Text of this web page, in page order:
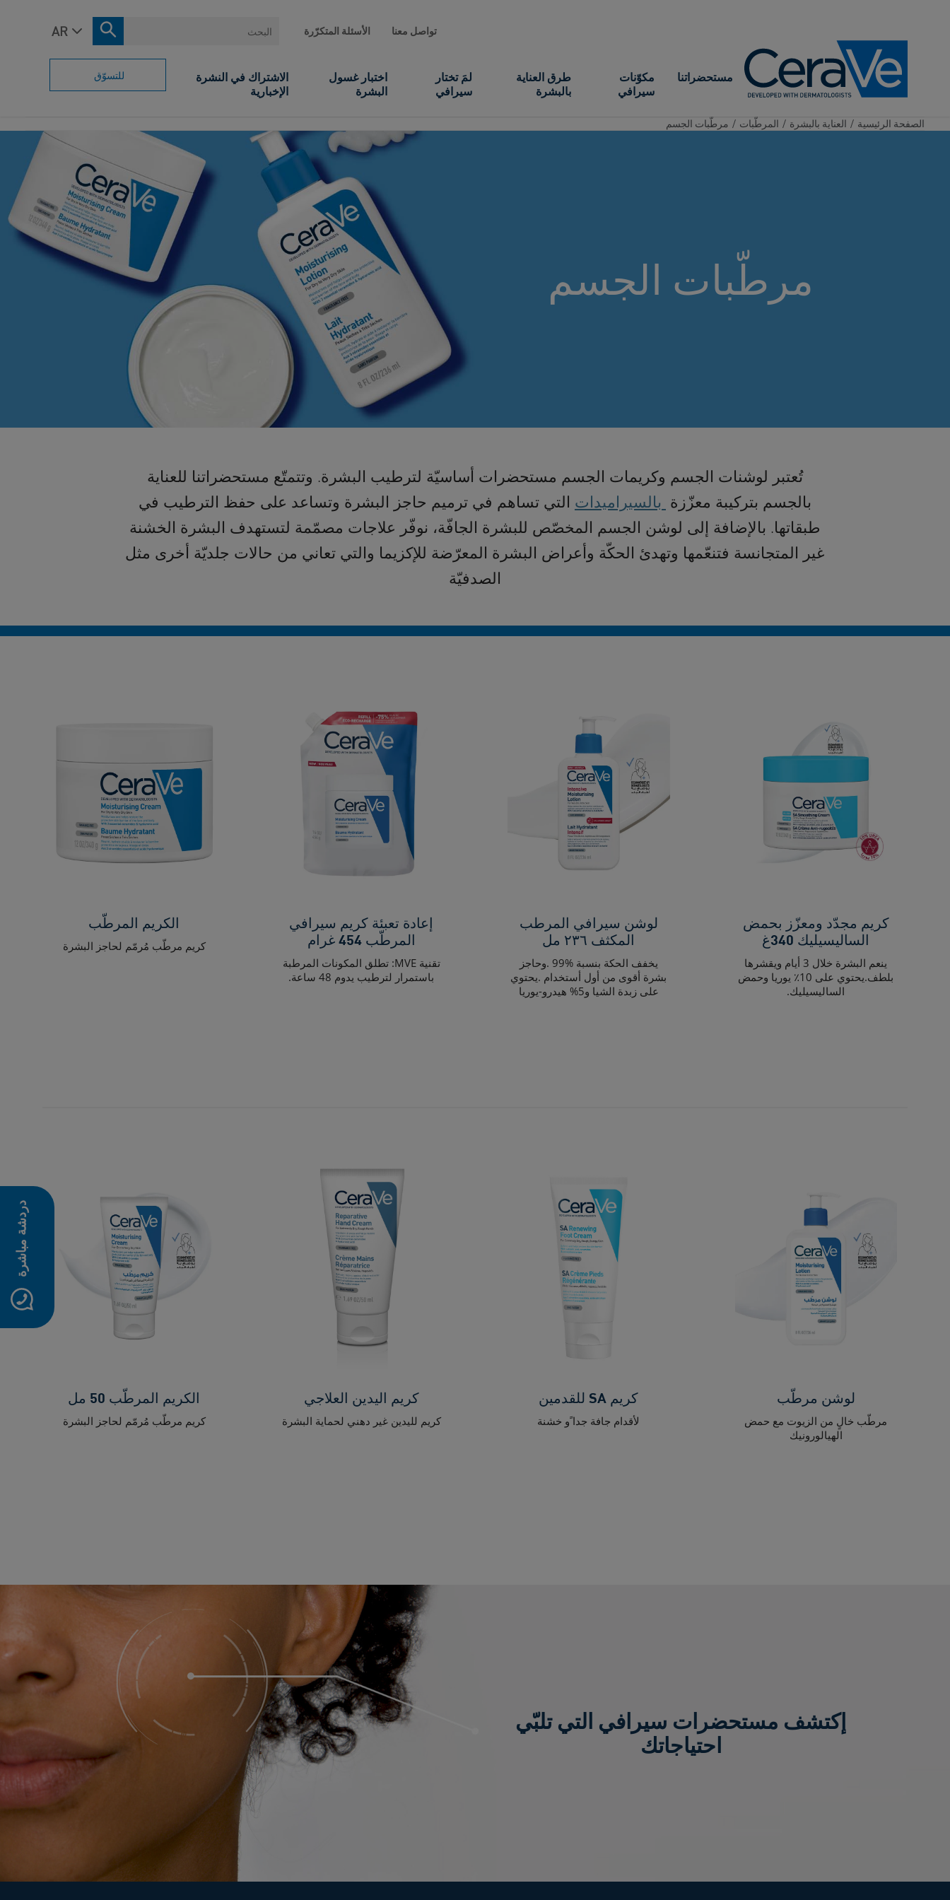
تواصل معنا الأسئلة المتكرّرة البحث
مستحضراتنا
مكوّنات
سيرافي
طرق العناية
بالبشرة
لمَ تختار
سيرافي
اختبار غسول
البشرة
الاشتراك في النشرة
الإخبارية
للتسوّق
الصفحة الرئيسية​ / العناية بالبشرة / المرطّبات / مرطّبات الجسم
دردشة مباشرة
مرطّبات الجسم
تُعتبر لوشنات الجسم وكريمات الجسم مستحضرات أساسيّة لترطيب البشرة. وتتمتّع مستحضراتنا للعناية
بالجسم بتركيبة معزّزة بالسيراميدات التي تساهم في ترميم حاجز البشرة وتساعد على حفظ الترطيب في
طبقاتها. بالإضافة إلى لوشن الجسم المخصّص للبشرة الجافّة، نوفّر علاجات مصمّمة لتستهدف البشرة الخشنة
غير المتجانسة فتنعّمها وتهدئ الحكّة وأعراض البشرة المعرّضة للإكزيما والتي تعاني من حالات جلديّة أخرى مثل
الصدفيّة
كريم مجدّد ومعزّز بحمض
الساليسيليك 340غ
ينعم البشرة خلال 3 أيام ويقشرها
بلطف.يحتوي على 10٪ يوريا وحمض
الساليسيليك.
لوشن سيرافي المرطب
المكثف ٢٣٦ مل
يخفف الحكة بنسبة %99 .وحاجز
بشرة أقوى من أول أستخدام .يحتوي
على زبدة الشيا و5% هيدرو-يوريا
إعادة تعبئة كريم سيرافي
المرطّب 454 غرام
تقنية MVE: تطلق المكونات المرطبة
باستمرار لترطيب يدوم 48 ساعة.
الكريم المرطّب
كريم مرطّب مُرمّم لحاجز البشرة
لوشن مرطّب
مرطّب خالٍ من الزيوت مع حمض
الهيالورونيك
كريم SA للقدمين
لأقدام جافة جداﹰو خشنة
كريم اليدين العلاجي
كريم لليدين غير دهني لحماية البشرة
الكريم المرطّب 50 مل
كريم مرطّب مُرمّم لحاجز البشرة
إكتشف مستحضرات سيرافي التي تلبّي
احتياجاتك